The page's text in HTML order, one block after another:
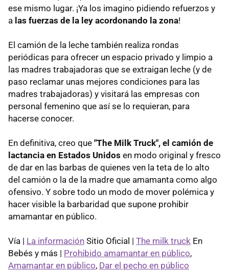
ese mismo lugar. ¡Ya los imagino pidiendo refuerzos y
a las fuerzas de la ley acordonando la zona!
El camión de la leche también realiza rondas
periódicas para ofrecer un espacio privado y limpio a
las madres trabajadoras que se extraigan leche (y de
paso reclamar unas mejores condiciones para las
madres trabajadoras) y visitará las empresas con
personal femenino que así se lo requieran, para
hacerse conocer.
En definitiva, creo que "The Milk Truck", el camión de
lactancia en Estados Unidos en modo original y fresco
de dar en las barbas de quienes ven la teta de lo alto
del camión o la de la madre que amamanta como algo
ofensivo. Y sobre todo un modo de mover polémica y
hacer visible la barbaridad que supone prohibir
amamantar en público.
Vía | La información Sitio Oficial | The milk truck En
Bebés y más | Prohibido amamantar en público,
Amamantar en público, Dar el pecho en público